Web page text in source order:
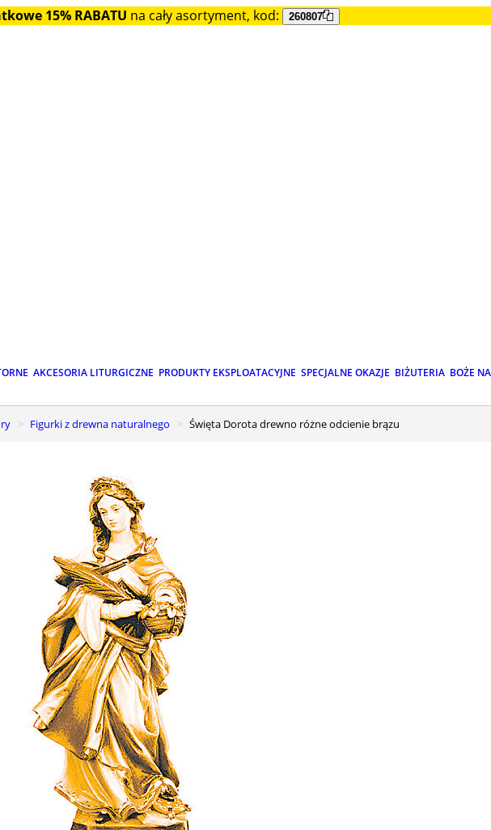
15% RABATU na cały asortyment, kod: 260807
AKCESORIA LITURGICZNE PRODUKTY EKSPLOATACYJNE SPECJALNE OKAZJE BIŻUTERIA BOŻE
Figurki z drewna naturalnego święta Dorota drewno różne odcienie brązu